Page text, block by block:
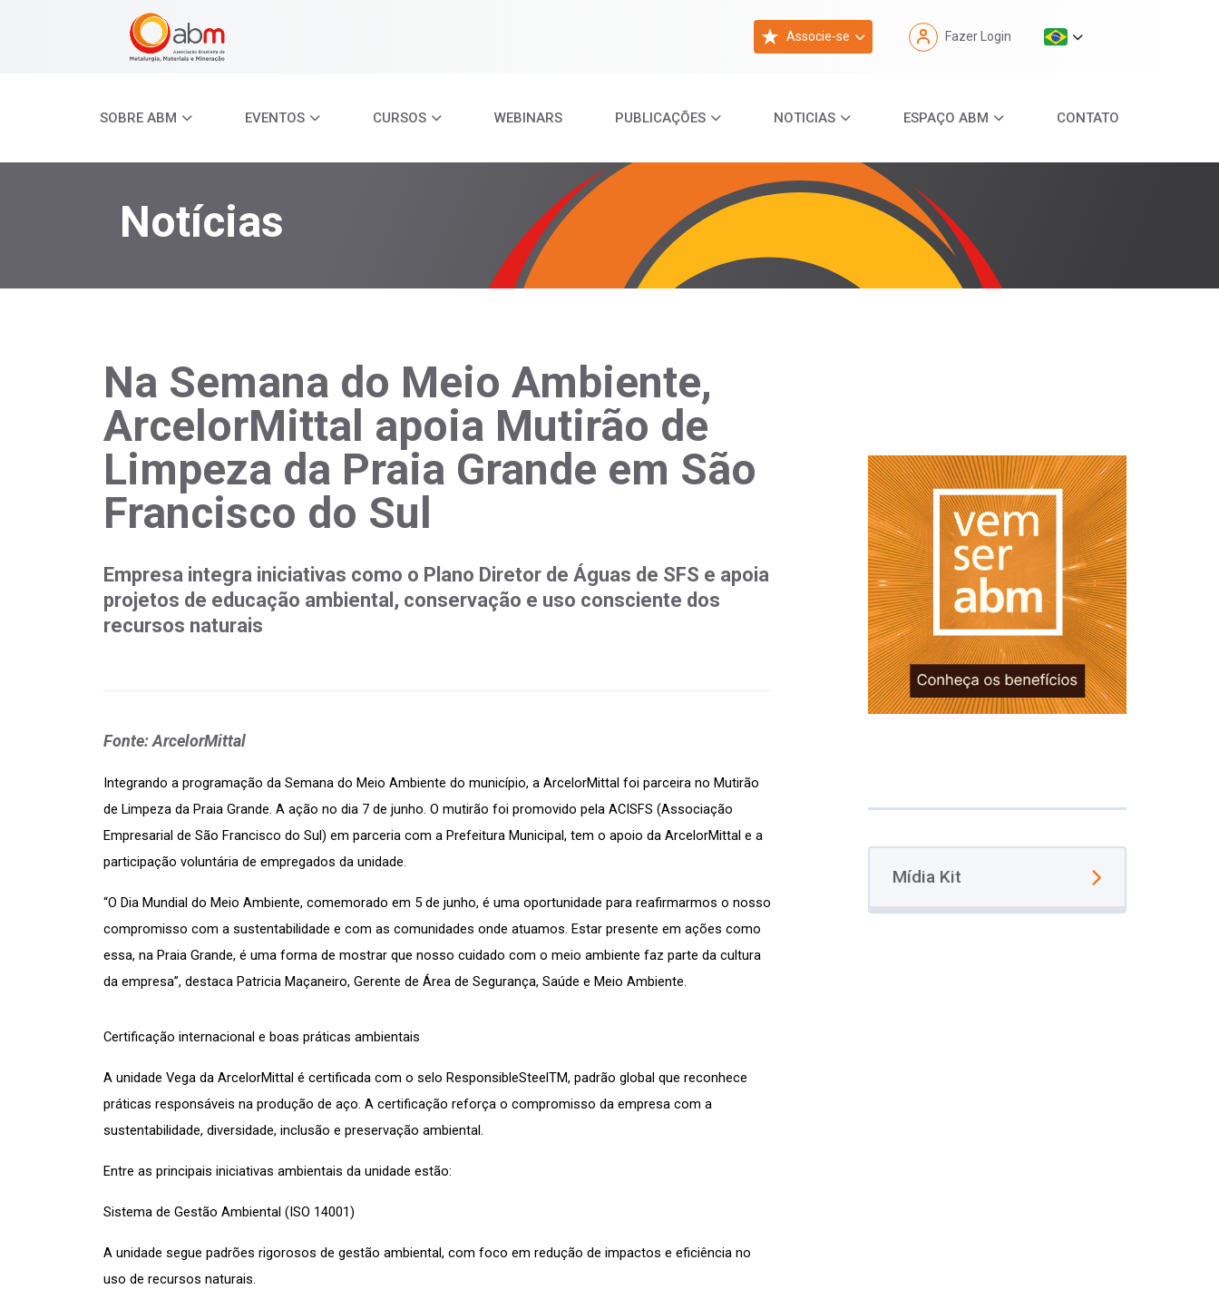
Associe-se Fazer Login
SOBRE ABM EVENTOS CURSOS WEBINARS PUBLICAÇÕES NOTICIAS ESPAÇO ABM CONTATO
Notícias
Na Semana do Meio Ambiente,
ArcelorMittal apoia Mutirão de
Limpeza da Praia Grande em São
Francisco do Sul
Empresa integra iniciativas como o Plano Diretor de Águas de SFS e apoia
projetos de educação ambiental, conservação e uso consciente dos
recursos naturais
Fonte: ArcelorMittal
Integrando a programação da Semana do Meio Ambiente do município, a ArcelorMittal foi parceira no Mutirão
de Limpeza da Praia Grande. A ação no dia 7 de junho. O mutirão foi promovido pela ACISFS (Associação
Empresarial de São Francisco do Sul) em parceria com a Prefeitura Municipal, tem o apoio da ArcelorMittal e a
participação voluntária de empregados da unidade.
“O Dia Mundial do Meio Ambiente, comemorado em 5 de junho, é uma oportunidade para reafirmarmos o nosso
compromisso com a sustentabilidade e com as comunidades onde atuamos. Estar presente em ações como
essa, na Praia Grande, é uma forma de mostrar que nosso cuidado com o meio ambiente faz parte da cultura
da empresa”, destaca Patricia Maçaneiro, Gerente de Área de Segurança, Saúde e Meio Ambiente.
Certificação internacional e boas práticas ambientais
A unidade Vega da ArcelorMittal é certificada com o selo ResponsibleSteelTM, padrão global que reconhece
práticas responsáveis na produção de aço. A certificação reforça o compromisso da empresa com a
sustentabilidade, diversidade, inclusão e preservação ambiental.
Entre as principais iniciativas ambientais da unidade estão:
Sistema de Gestão Ambiental (ISO 14001)
A unidade segue padrões rigorosos de gestão ambiental, com foco em redução de impactos e eficiência no
uso de recursos naturais.
Mídia Kit